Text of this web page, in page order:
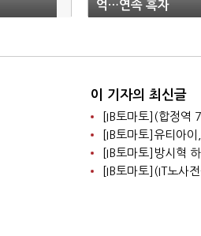
억…연속 흑자
이 기자의 최신글